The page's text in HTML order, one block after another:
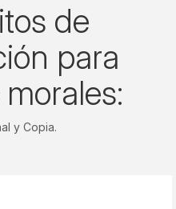
de
para
y Copia.